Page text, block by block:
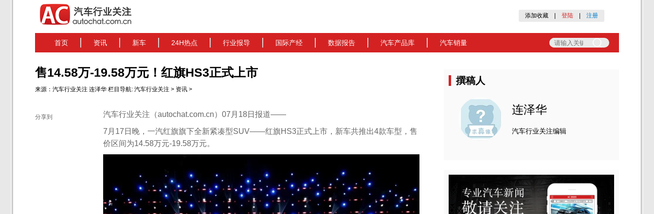
添加收藏 登陆 注册
首页 资讯 新车 24H热点 行业报导 国际产经 数据报告 汽车产品库 汽车销量
售14.58万-19.58万元！红旗HS3正式上市
来源： 汽车行业关注 连泽华 栏目导航: 汽车行业关注 > 资讯 >
分享到 汽车行业关注（autochat.com.cn）07月18日报道——
7月17日晚，一汽红旗旗下全新紧凑型SUV——红旗HS3正式上市，新车共推出4款车型，售
价区间为14.58万元-19.58万元。
撰稿人
连泽华
汽车行业关注编辑